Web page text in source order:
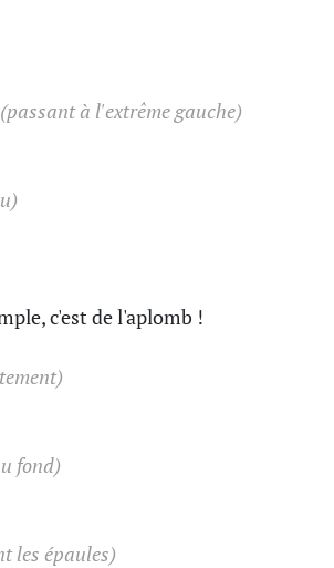
(passant à l'extrême gauche)
c'est de l'aplomb !
fond)
les épaules)